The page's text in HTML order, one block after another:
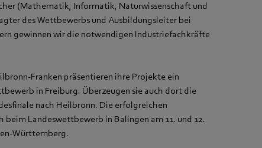
(Mathematik, Informatik, Naturwissenschaft und
des Wettbewerbs und Ausbildungsleiter bei
gewinnen wir die notwendigen Industriefachkräfte
Franken präsentieren ihre Projekte ein
in Freiburg. Überzeugen sie auch dort die
nach Heilbronn. Die erfolgreichen
Landeswettbewerb in Balingen am 11. und 12.
Württemberg.